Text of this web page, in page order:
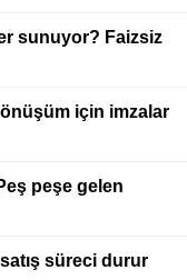
sunuyor? Faizsiz
için imzalar
peşe gelen
süreci durur